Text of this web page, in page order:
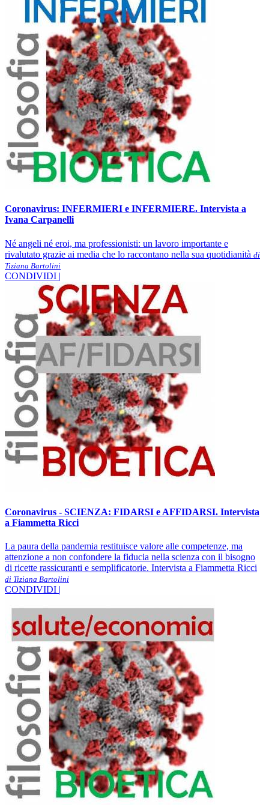
Coronavirus: INFERMIERI e INFERMIERE. Intervista a
Ivana Carpanelli
Né angeli né eroi, ma professionisti: un lavoro importante e
rivalutato grazie ai media che lo raccontano nella sua quotidianità di
Tiziana Bartolini
CONDIVIDI |
Coronavirus - SCIENZA: FIDARSI e AFFIDARSI. Intervista
a Fiammetta Ricci
La paura della pandemia restituisce valore alle competenze, ma
attenzione a non confondere la fiducia nella scienza con il bisogno
di ricette rassicuranti e semplificatorie. Intervista a Fiammetta Ricci
di Tiziana Bartolini
CONDIVIDI |